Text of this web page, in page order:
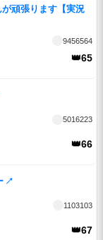
が頑張ります【実況
9456564
👑65
5016223
👑66
↗
1103103
👑67